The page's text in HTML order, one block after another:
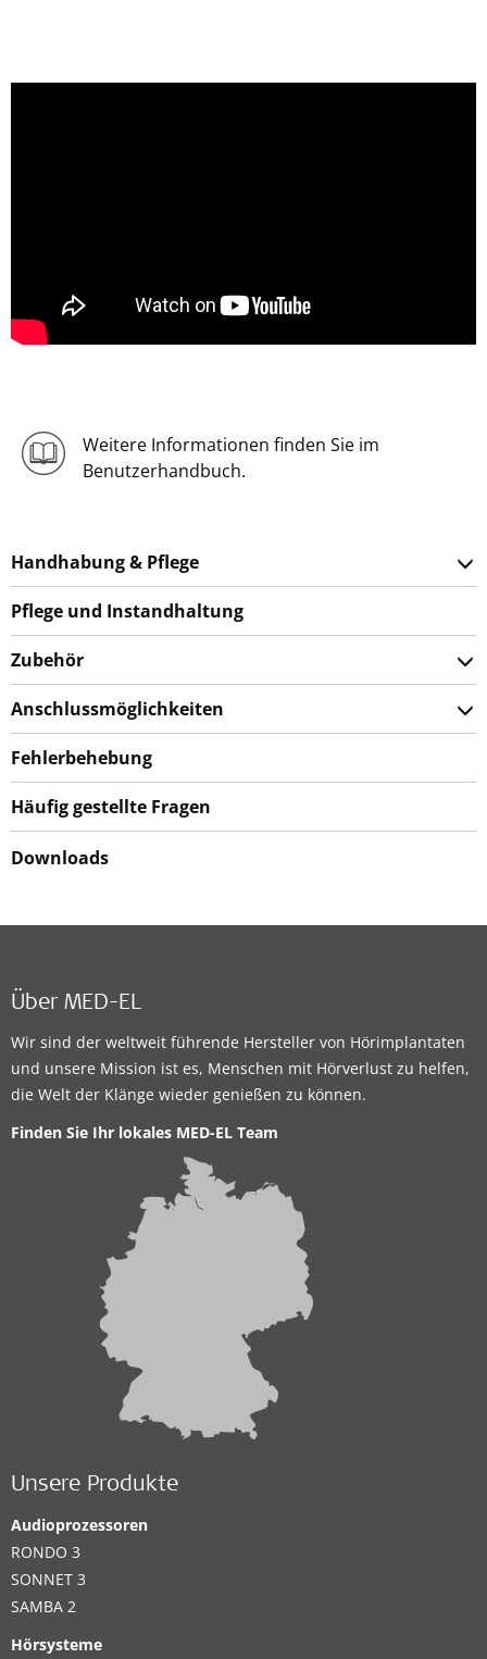
Weitere Informationen finden Sie im
Benutzerhandbuch.
Handhabung & Pflege
Pflege und Instandhaltung
Zubehör
Anschlussmöglichkeiten
Fehlerbehebung
Häufig gestellte Fragen
Downloads
Über MED-EL
Wir sind der weltweit führende Hersteller von Hörimplantaten
und unsere Mission ist es, Menschen mit Hörverlust zu helfen,
die Welt der Klänge wieder genießen zu können.
Finden Sie Ihr lokales MED-EL Team
Unsere Produkte
Audioprozessoren
RONDO 3
SONNET 3
SAMBA 2
Hörsysteme